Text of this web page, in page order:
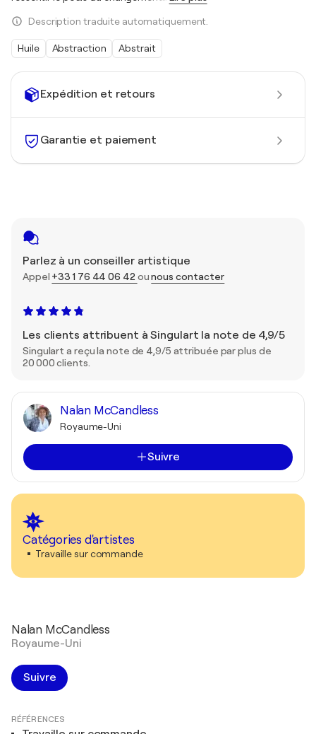
Expédition et retours
Garantie et paiement
Parlez à un conseiller artistique
Appel +33 1 76 44 06 42 ounous contacter
Les clients attribuent à Singulart la note de 4,9/5
Singulart a reçu la note de 4,9/5 attribuée par plus de
20 000 clients.
Nalan McCandless
Royaume-Uni
Suivre
Catégories d'artistes
Travaille sur commande
Description traduite automatiquement.
Huile Abstraction Abstrait
Nalan McCandless
Royaume-Uni
Suivre
RÉFÉRENCES